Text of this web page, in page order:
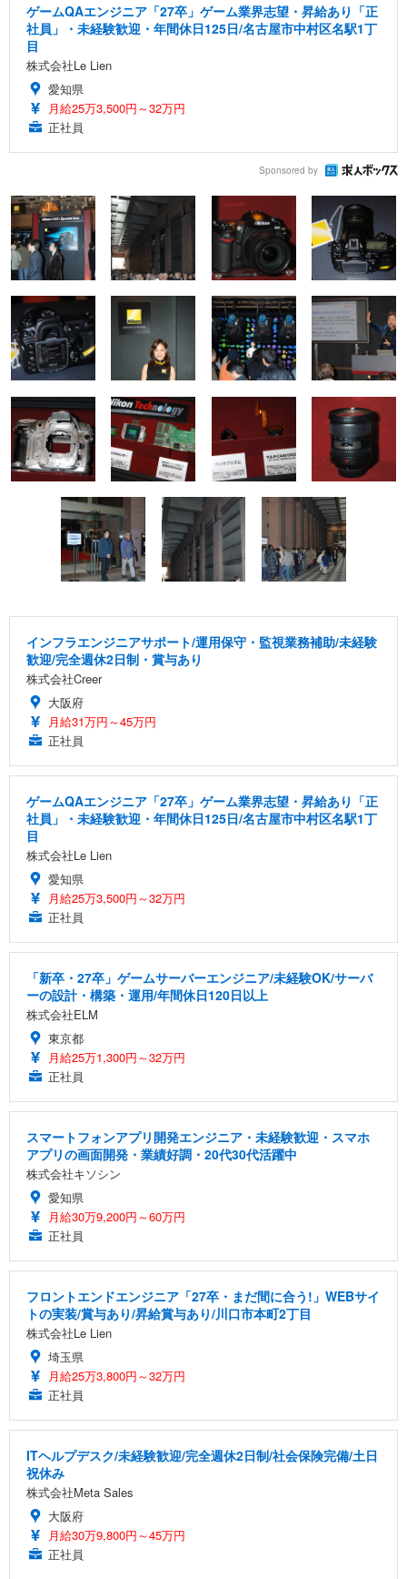
ゲームQAエンジニア「27卒」ゲーム業界志望・昇給あり「正
社員」・未経験歓迎・年間休日125日/名古屋市中村区名駅1丁
目
株式会社Le Lien
愛知県
月給25万3,500円～32万円
正社員
Sponsored by
インフラエンジニアサポート/運用保守・監視業務補助/未経験
歓迎/完全週休2日制・賞与あり
株式会社Creer
大阪府
月給31万円～45万円
正社員
ゲームQAエンジニア「27卒」ゲーム業界志望・昇給あり「正
社員」・未経験歓迎・年間休日125日/名古屋市中村区名駅1丁
目
株式会社Le Lien
愛知県
月給25万3,500円～32万円
正社員
「新卒・27卒」ゲームサーバーエンジニア/未経験OK/サーバ
ーの設計・構築・運用/年間休日120日以上
株式会社ELM
東京都
月給25万1,300円～32万円
正社員
スマートフォンアプリ開発エンジニア・未経験歓迎・スマホ
アプリの画面開発・業績好調・20代30代活躍中
株式会社キソシン
愛知県
月給30万9,200円～60万円
正社員
フロントエンドエンジニア「27卒・まだ間に合う!」WEBサイ
トの実装/賞与あり/昇給賞与あり/川口市本町2丁目
株式会社Le Lien
埼玉県
月給25万3,800円～32万円
正社員
ITヘルプデスク/未経験歓迎/完全週休2日制/社会保険完備/土日
祝休み
株式会社Meta Sales
大阪府
月給30万9,800円～45万円
正社員